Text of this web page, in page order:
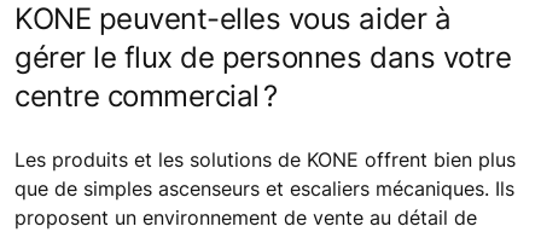
KONE peuvent-elles vous aider à
gérer le flux de personnes dans votre
centre commercial ?
Les produits et les solutions de KONE offrent bien plus
que de simples ascenseurs et escaliers mécaniques. Ils
proposent un environnement de vente au détail de